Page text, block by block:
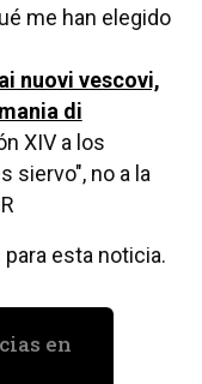
me han elegido
nuovi vescovi,
di
XIV a los
siervo", no a la
esta noticia.
en